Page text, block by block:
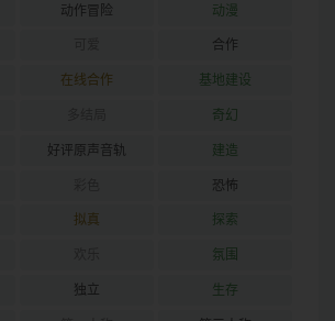
动作冒险 动漫
合作
在线合作 基地建设
奇幻
好评原声音轨 建造
恐怖
拟真 探索
氛围
独立 生存